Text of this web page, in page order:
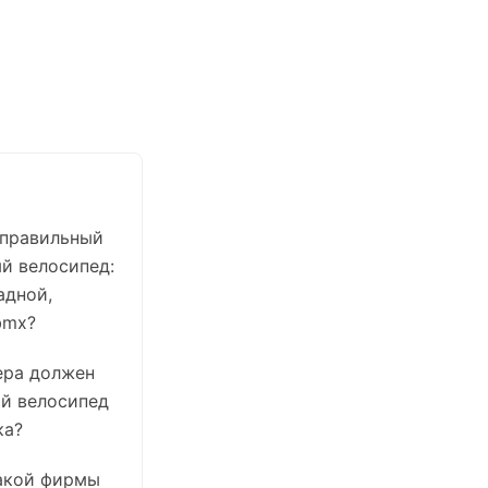
велосипед:
должен
велосипед
фирмы